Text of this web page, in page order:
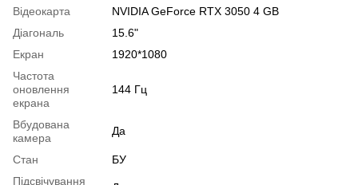
Відеокарта
NVIDIA GeForce RTX 3050 4 GB
Діагональ
15.6"
Екран
1920*1080
Частота
оновлення
екрана
144 Гц
Вбудована
камера
Да
Стан
БУ
Підсвічування